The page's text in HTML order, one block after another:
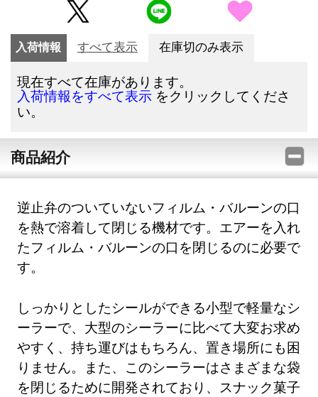
入荷情報 すべて表示 在庫切のみ表示
現在すべて在庫があります。
入荷情報をすべて表示 をクリックしてくださ
い。
商品紹介
逆止弁のついていないフィルム・バルーンの口
を熱で溶着して閉じる機材です。エアーを入れ
たフィルム・バルーンの口を閉じるのに必要で
す。
しっかりとしたシールができる小型で軽量なシ
ーラーで、大型のシーラーに比べて大変お求め
やすく、持ち運びはもちろん、置き場所にも困
りません。また、このシーラーはさまざまな袋
を閉じるために開発されており、スナック菓子